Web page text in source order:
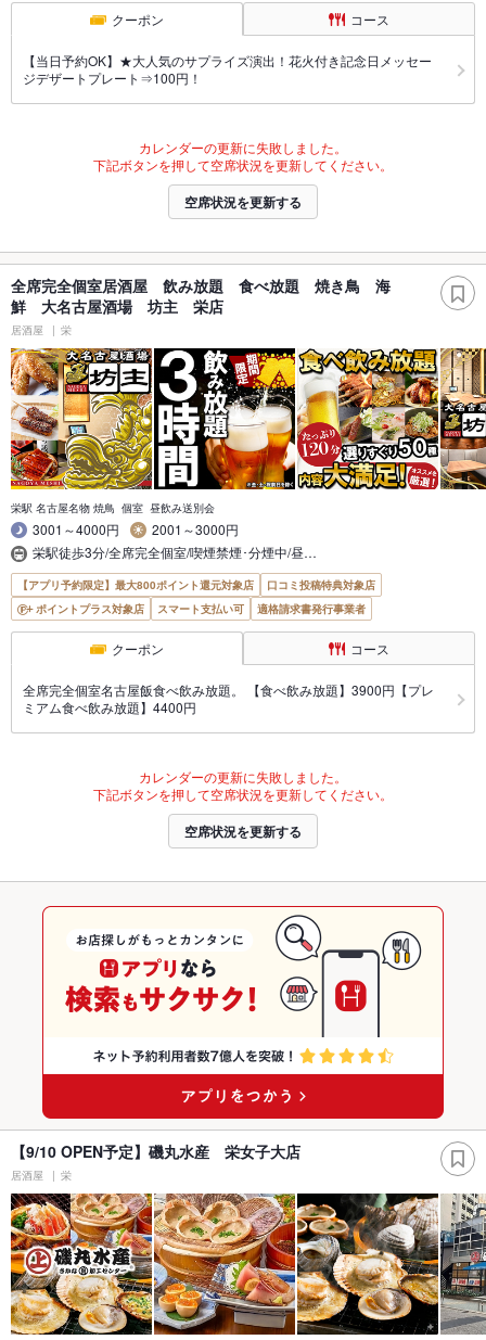
クーポン コース
【当日予約OK】★大人気のサプライズ演出！花火付き記念日メッセー
ジデザートプレート⇒100円！
カレンダーの更新に失敗しました。
下記ボタンを押して空席状況を更新してください。
空席状況を更新する
全席完全個室居酒屋 飲み放題 食べ放題 焼き鳥 海
鮮 大名古屋酒場 坊主 栄店
居酒屋 栄
栄駅 名古屋名物 焼鳥 個室 昼飲み送別会
3001～4000円
2001～3000円
栄駅徒歩3分/全席完全個室/喫煙禁煙･分煙中/昼…
【アプリ予約限定】最大800ポイント還元対象店
口コミ投稿特典対象店
ポイントプラス対象店
スマート支払い可 適格請求書発行事業者
クーポン コース
全席完全個室名古屋飯食べ飲み放題。 【食べ飲み放題】3900円【プレ
ミアム食べ飲み放題】4400円
カレンダーの更新に失敗しました。
下記ボタンを押して空席状況を更新してください。
空席状況を更新する
【9/10 OPEN予定】磯丸水産 栄女子大店
居酒屋 栄